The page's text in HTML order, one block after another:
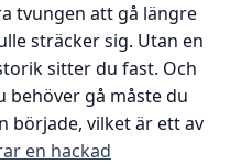
tvungen att gå längre
sträcker sig. Utan en
sitter du fast. Och
gå måste du
började, vilket är ett av
en hackad